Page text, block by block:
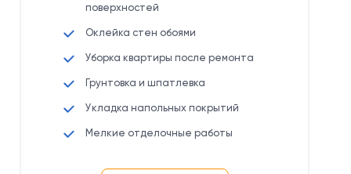
поверхностей
Оклейка стен обоями
Уборка квартиры после ремонта
Грунтовка и шпатлевка
Укладка напольных покрытий
Мелкие отделочные работы